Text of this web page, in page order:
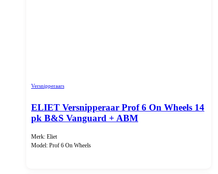
Versnipperaars
ELIET Versnipperaar Prof 6 On Wheels 14
pk B&S Vanguard + ABM
Merk: Eliet
Model: Prof 6 On Wheels